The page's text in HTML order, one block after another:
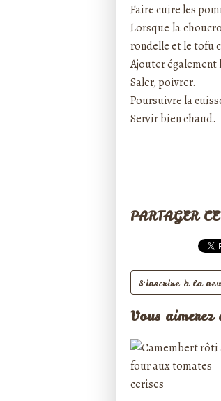
Faire cuire les
Lorsque la
rondelle et le tofu
Ajouter également
Saler, poivrer.
Poursuivre la
Servir bien chaud.
PARTAGER
S'inscrire à la
Vous aimerez